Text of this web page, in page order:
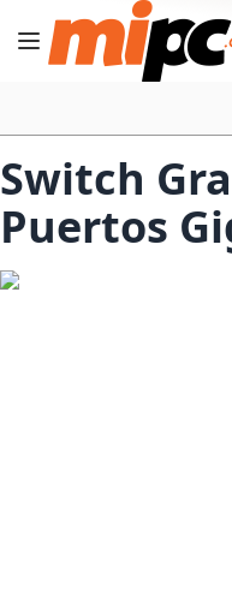
Cambiar Nav
Switch
Puertos